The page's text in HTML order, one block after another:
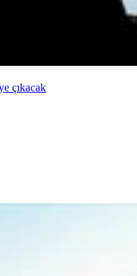
çıkacak